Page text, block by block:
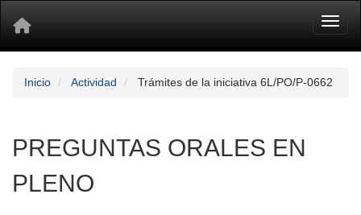
Inicio Actividad Trámites de la iniciativa 6L/PO/P-0662
PREGUNTAS ORALES EN
PLENO